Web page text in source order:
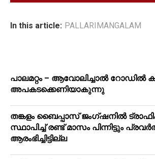
In this article: PALLARIMANGALAM
പാലമറ്റം – ആവോലിച്ചാൽ റോഡിൽ
അപകടക്കെണിയാകുന്നു
തങ്കളം ബൈപ്പാസ് ജംഗ്ഷനിൽ
സ്ഥാപിച്ച് രണ്ട് മാസം പിന്നിട്ടും
ആരംഭിച്ചിട്ടില്ല